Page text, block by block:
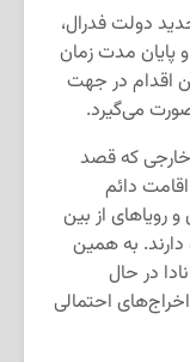
دولت فدرال،
پایان مدت زمان
اقدام در جهت
می‌گیرد.
دانشجوی خارجی که قصد
دائم
رویاهای از بین
به همین
در حال
احتمالی